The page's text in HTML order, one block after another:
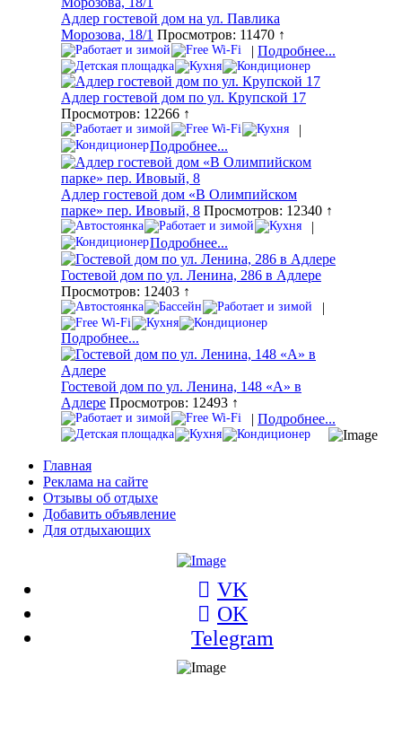
Адлер гостевой дом на ул. Павлика
Морозова, 18/1 Просмотров: 11470 ↑
| Подробнее...
Адлер гостевой дом по ул. Крупской 17
Просмотров: 12266 ↑
|
Подробнее...
Адлер гостевой дом «В Олимпийском
парке» пер. Ивовый, 8 Просмотров: 12340 ↑
|
Подробнее...
Гостевой дом по ул. Ленина, 286 в Адлере
Просмотров: 12403 ↑
|
Подробнее...
Гостевой дом по ул. Ленина, 148 «А» в
Адлере Просмотров: 12493 ↑
| Подробнее...
Главная
Реклама на сайте
Отзывы об отдыхе
Добавить объявление
Для отдыхающих
VK
OK
Telegram